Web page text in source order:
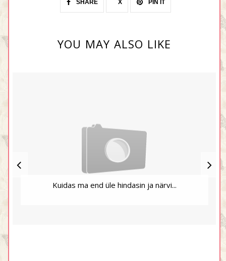
SHARE X PIN IT
YOU MAY ALSO LIKE
Kuidas ma end üle hindasin ja närvi...